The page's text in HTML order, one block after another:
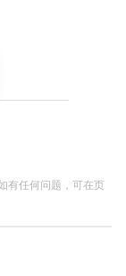
有任何问题，可在页